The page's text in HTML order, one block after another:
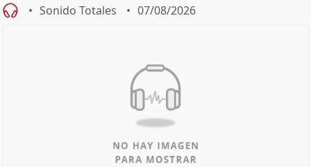
Sonido Totales 07/08/2026